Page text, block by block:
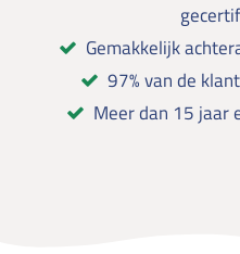
Gemakkelijk
97% van de
Meer dan 15 jaar